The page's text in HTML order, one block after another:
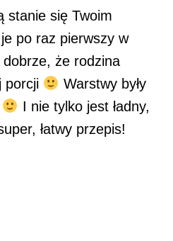
stanie się Twoim
po raz pierwszy w
dobrze, że rodzina
porcji
Warstwy były
I nie tylko jest ładny,
łatwy przepis!